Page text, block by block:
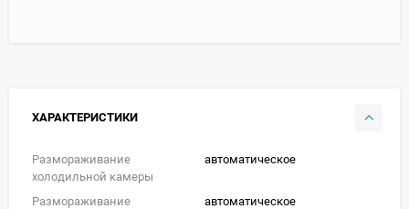
ХАРАКТЕРИСТИКИ
Размораживание
холодильной камеры
автоматическое
Размораживание
автоматическое